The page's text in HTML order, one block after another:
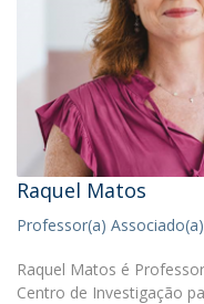
Raquel Matos
Professor(a)
Raquel Matos é
Centro de Investigação